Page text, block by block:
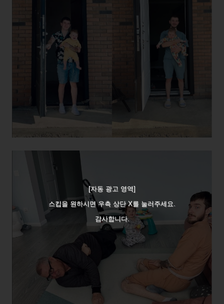
[자동 광고 영역]
스킵을 원하시면 우측 상단 X를 눌러주세요.
감사합니다.